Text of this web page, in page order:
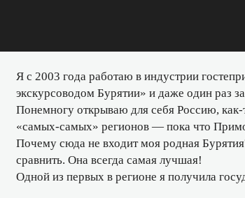
Я с 2003 года работаю в индустрии
экскурсоводом Бурятии» и даже один раз
Понемногу открываю для себя Россию,
«самых-самых» регионов — пока что
Почему сюда не входит моя родная
сравнить. Она всегда самая лучшая!
Одной из первых в регионе я получила